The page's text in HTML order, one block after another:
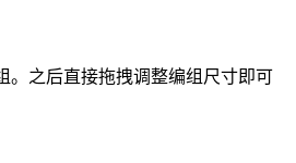
。之后直接拖拽调整编组尺寸即可